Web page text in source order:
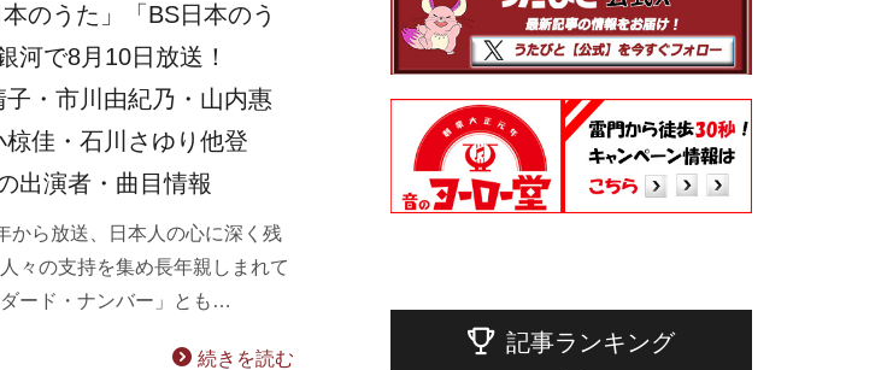
のうた」「BS日本のう
河で8月10日放送！
・市川由紀乃・山内惠
佳・石川さゆり他登
出演者・曲目情報
から放送、日本人の心に深く残
々の支持を集め長年親しまれて
ード・ナンバー」とも…
続きを読む
記事ランキング